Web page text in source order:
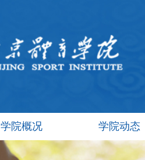
学院概况 学院动态